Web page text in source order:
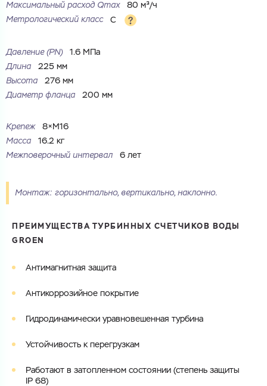
Купить как физ. лицо
Комментарий
персональных данных
Номер телефона
Перечислите товары, которые вас интересуют
и укажите какую информацию вы хотите по ним
получить. Мы свяжемся с вами в ближайшее время.
Номер телефона
Город
Файл с реквизитами огранизации (любой формат, макс. 20
Максимальный расход Qmax
80 м³/ч
Метрологический класс
C
Давление (PN)
1.6 МПа
Длина
225 мм
Высота
276 мм
Диаметр фланца
200 мм
Крепеж
8×M16
Масса
16.2 кг
Межповерочный интервал
6 лет
Монтаж: горизонтально, вертикально, наклонно.
ПРЕИМУЩЕСТВА ТУРБИННЫХ СЧЕТЧИКОВ ВОДЫ
GROEN
Антимагнитная защита
Антикоррозийное покрытие
Гидродинамически уравновешенная турбина
Устойчивость к перегрузкам
Работают в затопленном состоянии (степень защиты
IP 68)